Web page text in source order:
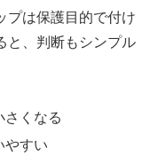
プは保護目的で付け
と、判断もシンプル
さくなる
やすい